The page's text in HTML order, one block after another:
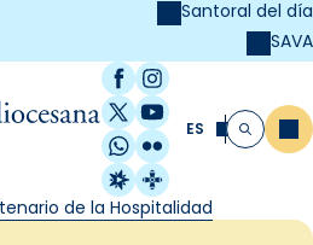
Santoral del día
SAVA
Facebook
Instagram
X / Twitter
YouTube
WhatsApp
Flickr
Radio Estel
Catalunya
ES Buscar
de la Hospitalidad